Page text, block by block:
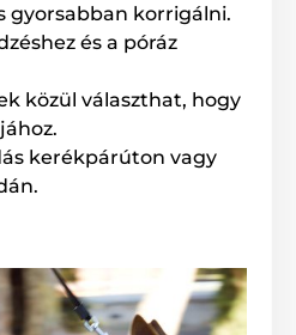
illusztráció.
előzetes értesítés nélkül
gyorsabban korrigálni.
és a póráz
közül választhat, hogy
kerékpárúton vagy